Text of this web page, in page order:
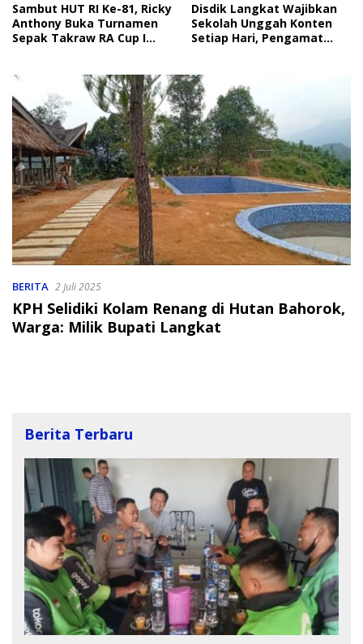
Sambut HUT RI Ke-81, Ricky
Anthony Buka Turnamen
Sepak Takraw RA Cup I
Disdik Langkat Wajibkan
Sekolah Unggah Konten
Setiap Hari, Pengamat
BERITA 2 Juli 2025
KPH Selidiki Kolam Renang di Hutan Bahorok,
Warga: Milik Bupati Langkat
Berita Terbaru